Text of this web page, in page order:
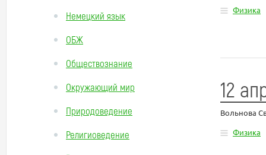
Немецкий язык
ОБЖ
Обществознание
Окружающий мир
Природоведение
Религиоведение
Физика
12
Вольнова
Физика